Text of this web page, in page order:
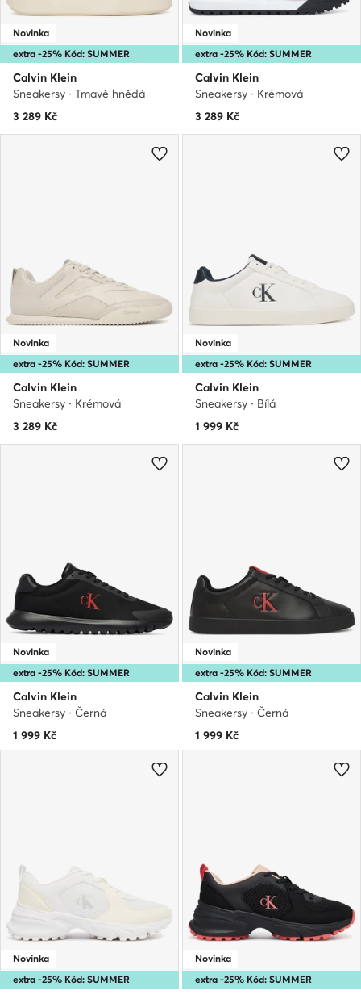
extra -25% Kód: SUMMER
Novinka
Calvin Klein
Sneakersy · Tmavě hnědá
3 289 Kč
extra -25% Kód: SUMMER
Novinka
Calvin Klein
Sneakersy · Krémová
3 289 Kč
extra -25% Kód: SUMMER
Novinka
Calvin Klein
Sneakersy · Krémová
3 289 Kč
extra -25% Kód: SUMMER
Novinka
Calvin Klein
Sneakersy · Bílá
1 999 Kč
extra -25% Kód: SUMMER
Novinka
Calvin Klein
Sneakersy · Černá
1 999 Kč
extra -25% Kód: SUMMER
Novinka
Calvin Klein
Sneakersy · Černá
1 999 Kč
extra -25% Kód: SUMMER
Novinka
extra -25% Kód: SUMMER
Novinka